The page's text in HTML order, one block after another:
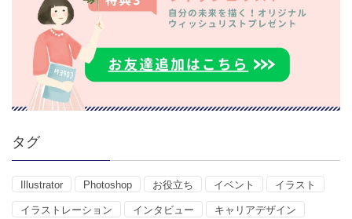
タグ
Illustrator Photoshop お役立ち イベント イラスト
イラストレーション インタビュー キャリアデザイン